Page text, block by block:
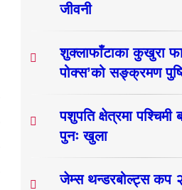
जीवनी
शुक्लाफाँटाका कुखुरा
पोक्स’को सङ्क्रमण
पशुपति क्षेत्रमा पश्चिमी
पुनः खुला
जेम्स थन्डरबोल्ट्स